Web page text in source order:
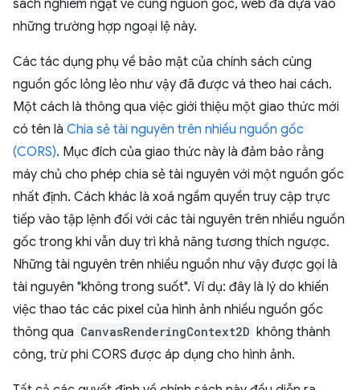
sách nghiêm ngặt về cùng nguồn gốc, web đã dựa vào
những trường hợp ngoại lệ này.
Các tác dụng phụ về bảo mật của chính sách cùng
nguồn gốc lỏng lẻo như vậy đã được vá theo hai cách.
Một cách là thông qua việc giới thiệu một giao thức mới
có tên là Chia sẻ tài nguyên trên nhiều nguồn gốc
(CORS). Mục đích của giao thức này là đảm bảo rằng
máy chủ cho phép chia sẻ tài nguyên với một nguồn gốc
nhất định. Cách khác là xoá ngầm quyền truy cập trực
tiếp vào tập lệnh đối với các tài nguyên trên nhiều nguồn
gốc trong khi vẫn duy trì khả năng tương thích ngược.
Những tài nguyên trên nhiều nguồn như vậy được gọi là
tài nguyên "không trong suốt". Ví dụ: đây là lý do khiến
việc thao tác các pixel của hình ảnh nhiều nguồn gốc
thông qua CanvasRenderingContext2D không thành
công, trừ phi CORS được áp dụng cho hình ảnh.